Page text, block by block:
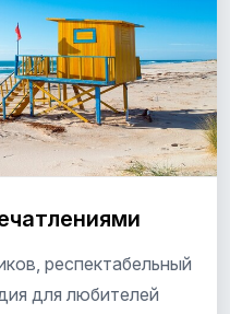
респектабельный
для любителей